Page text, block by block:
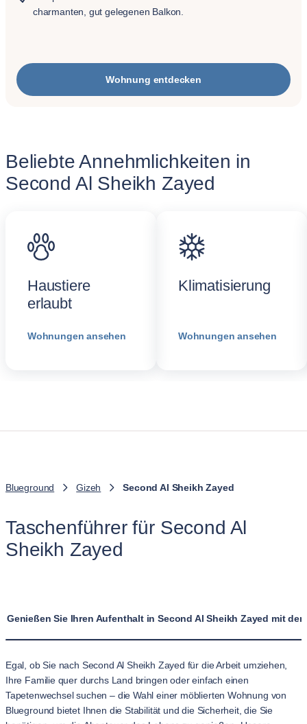
charmanten, gut gelegenen Balkon.
Wohnung entdecken
Beliebte Annehmlichkeiten in
Second Al Sheikh Zayed
Haustiere
erlaubt
Wohnungen ansehen
Klimatisierung
Wohnungen ansehen
Blueground Gizeh Second Al Sheikh Zayed
Taschenführer für Second Al
Sheikh Zayed
Genießen Sie Ihren Aufenthalt in Second Al Sheikh Zayed mit
Egal, ob Sie nach Second Al Sheikh Zayed für die Arbeit umziehen,
Ihre Familie quer durchs Land bringen oder einfach einen
Tapetenwechsel suchen – die Wahl einer möblierten Wohnung von
Blueground bietet Ihnen die Stabilität und die Sicherheit, die Sie